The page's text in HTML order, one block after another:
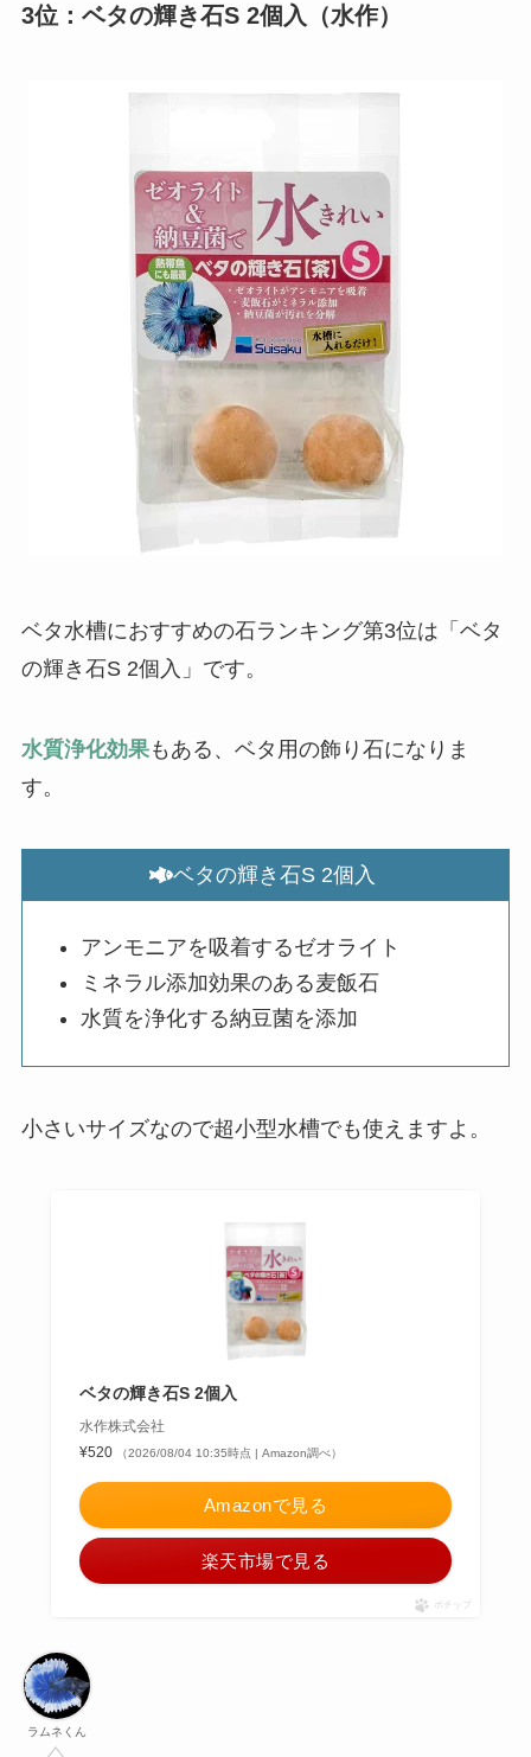
3位：ベタの輝き石S 2個入（水作）
ベタ水槽におすすめの石ランキング第3位は「ベタ
の輝き石S 2個入」です。
水質浄化効果もある、ベタ用の飾り石になりま
す。
ベタの輝き石S 2個入
アンモニアを吸着するゼオライト
ミネラル添加効果のある麦飯石
水質を浄化する納豆菌を添加
小さいサイズなので超小型水槽でも使えますよ。
ベタの輝き石S 2個入
水作株式会社
¥520
（2026/08/04 10:35時点 | Amazon調べ）
Amazonで見る
楽天市場で見る
ポチップ
ラムネくん